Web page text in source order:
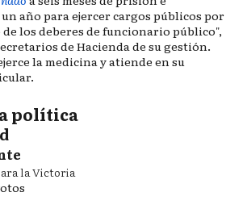
año para ejercer cargos públicos por
los deberes de funcionario público",
de Hacienda de su gestión.
la medicina y atiende en su
política
la Victoria